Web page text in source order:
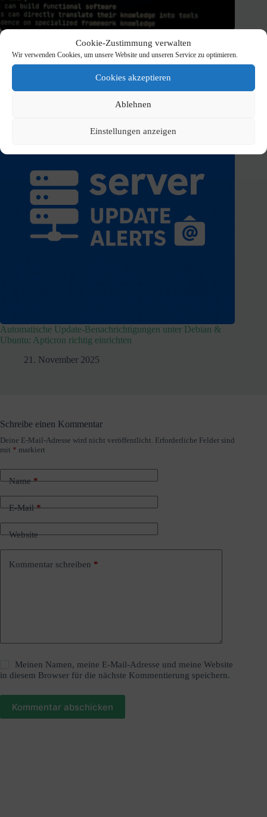
Cookie-Zustimmung verwalten
Wir verwenden Cookies, um unsere Website und unseren Service zu optimieren.
Cookies akzeptieren
Ablehnen
Einstellungen anzeigen
Private KI lokal betreiben: Ollama, Open WebUI und
20. Juni 2026
Automatische Update-Benachrichtigungen unter Debian &
Ubuntu: Apticron richtig einrichten
21. November 2025
Schreibe einen Kommentar
Deine E-Mail-Adresse wird nicht veröffentlicht. Erforderliche Felder sind
mit * markiert
Name*
E-Mail*
Website
Kommentar schreiben *
Meinen Namen, meine E-Mail-Adresse und meine Website
in diesem Browser für die nächste Kommentierung speichern.
Kommentar abschicken
A
l
r
n
v
e